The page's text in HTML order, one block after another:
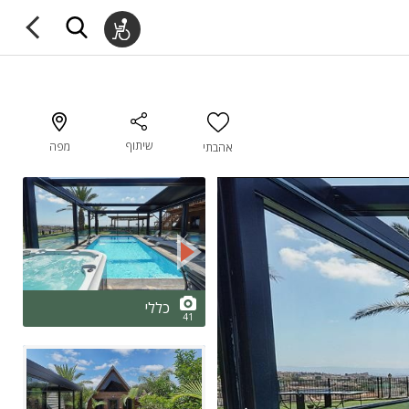
אהבתי שיתוף מפה
2/41
41 כללי